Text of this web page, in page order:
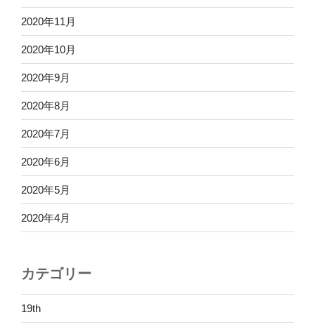
2020年11月
2020年10月
2020年9月
2020年8月
2020年7月
2020年6月
2020年5月
2020年4月
カテゴリー
19th